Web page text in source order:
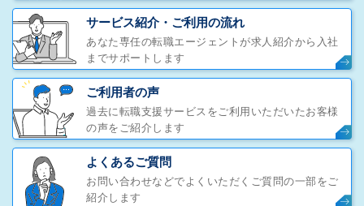
サービス紹介・ご利用の流れ
あなた専任の転職エージェントが求人紹介から入社
までサポートします
ご利用者の声
過去に転職支援サービスをご利用いただいたお客様
の声をご紹介します
よくあるご質問
お問い合わせなどでよくいただくご質問の一部をご
紹介します